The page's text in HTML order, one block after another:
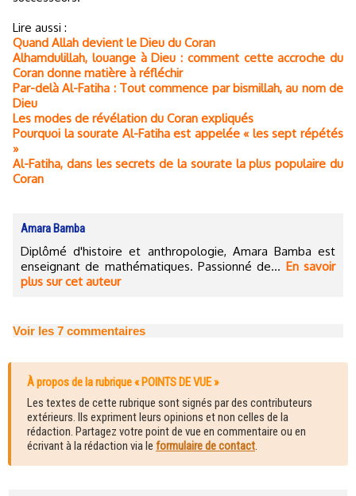
Lire aussi :
Quand Allah devient le Dieu du Coran
Alhamdulillah, louange à Dieu : comment cette accroche du
Coran donne matière à réfléchir
Par-delà Al-Fatiha : Tout commence par bismillah, au nom de
Dieu
Les modes de révélation du Coran expliqués
Pourquoi la sourate Al-Fatiha est appelée « les sept répétés
»
Al-Fatiha, dans les secrets de la sourate la plus populaire du
Coran
Amara Bamba
Diplômé d'histoire et anthropologie, Amara Bamba est
enseignant de mathématiques. Passionné de... En savoir
plus sur cet auteur
Voir les 7 commentaires
À propos de la rubrique « POINTS DE VUE »
Les textes de cette rubrique sont signés par des contributeurs
extérieurs. Ils expriment leurs opinions et non celles de la
rédaction. Partagez votre point de vue en commentaire ou en
écrivant à la rédaction via le formulaire de contact